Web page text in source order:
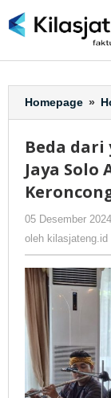
ke
Homepage »
Beda dari
Jaya Solo
05 Desember 2024
oleh kilasjateng.id